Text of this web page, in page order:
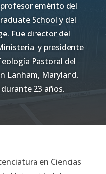
emérito del
School y del
Fue director del
y presidente
Pastoral del
Lanham, Maryland.
23 años.
en Ciencias